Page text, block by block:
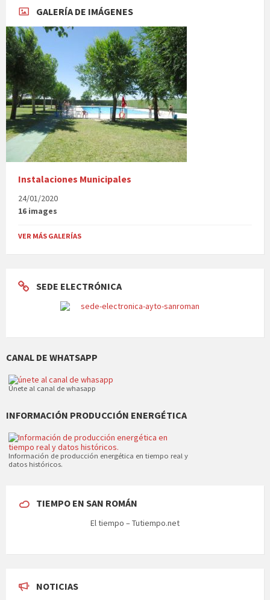
GALERÍA DE IMÁGENES
Instalaciones Municipales
24/01/2020
16 images
VER MÁS GALERÍAS
SEDE ELECTRÓNICA
CANAL DE WHATSAPP
Únete al canal de whasapp
INFORMACIÓN PRODUCCIÓN ENERGÉTICA
Información de producción energética en tiempo real y
datos históricos.
TIEMPO EN SAN ROMÁN
El tiempo – Tutiempo.net
NOTICIAS